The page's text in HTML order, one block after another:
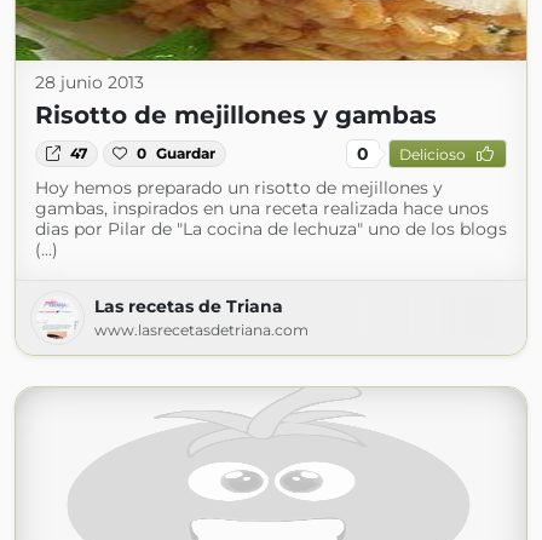
28 junio 2013
Risotto de mejillones y gambas
47 0 Guardar 0 Delicioso
Hoy hemos preparado un risotto de mejillones y
gambas, inspirados en una receta realizada hace unos
dias por Pilar de "La cocina de lechuza" uno de los blogs
(...)
Las recetas de Triana
www.lasrecetasdetriana.com